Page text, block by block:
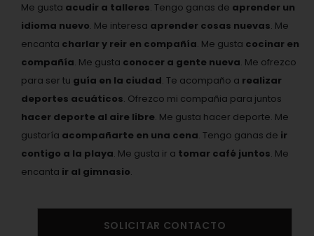
Me gusta acudir a talleres. Tengo ganas de aprender un
idioma nuevo. Me interesa aprender cosas nuevas. Me
encanta charlar y reir en compañía. Me gusta cocinar en
compañía. Me gusta conocer a gente nueva. Me ofrezco
para ser tu guía en la ciudad. Te acompaño a realizar
deportes acuáticos. Ofrezco mi compañia para juntos
hacer deporte al aire libre. Me gusta hacer deporte. Me
gustaría acompañarte en una cena. Tengo ganas de ir
contigo a la playa. Me gusta ir a tomar café juntos. Me
encanta ir al gimnasio.
SOLICITAR CONTACTO